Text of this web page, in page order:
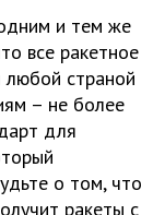
и тем же
все ракетное
любой страной
– не более
для
о том, что
ракеты с